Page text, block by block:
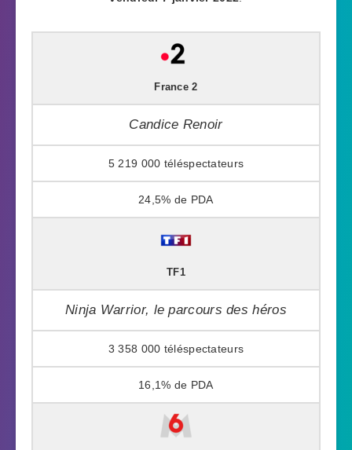
France 2
Candice Renoir
5 219 000
24,5%
TF1
Ninja Warrior, le parcours des héros
3 358 000
16,1%